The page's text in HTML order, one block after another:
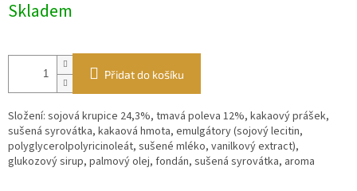
cena:
Skladem
Přidat do košíku
Složení: sojová krupice 24,3%, tmavá poleva 12%, kakaový prášek,
sušená syrovátka, kakaová hmota, emulgátory (sojový lecitin,
polyglycerolpolyricinoleát, sušené mléko, vanilkový extract),
glukozový sirup, palmový olej, fondán, sušená syrovátka, aroma